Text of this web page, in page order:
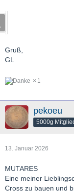
Gruß,
GL
1
pekoeu
5000g
13. Januar 2026
MUTARES
Eine meiner
Cross zu bauen und